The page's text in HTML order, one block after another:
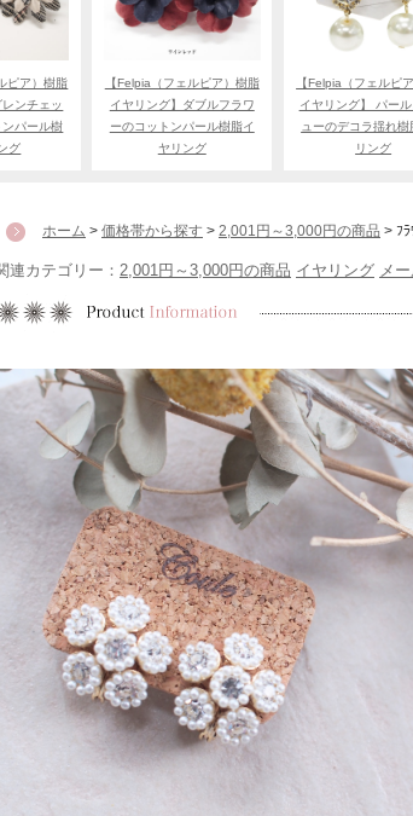
ピア）樹脂
ンチェッ
パール樹
グ
【Felpia（フェルピア）樹脂
イヤリング】ダブルフラワ
ーのコットンパール樹脂イ
ヤリング
【Felpia（フェルピ
イヤリング】 パー
ューのデコラ揺れ樹
リング
ホーム > 価格帯から探す > 2,001円～3,000円の商品 > ﾌ
連カテゴリー： 2,001円～3,000円の商品 イヤリング メ